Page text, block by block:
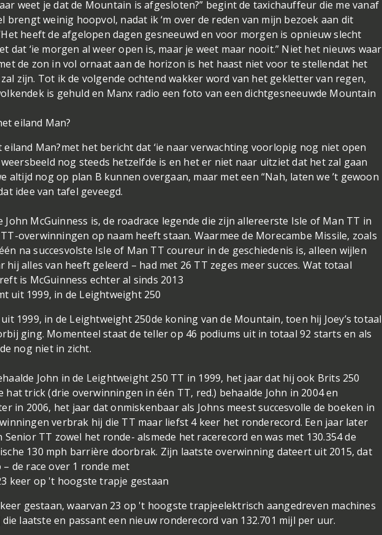
weet je dat de Mountain is afgesloten?” begint de taxichauffeur die me vanaf
brengt weinig hoopvol, nadat ik ‘m over de reden van mijn bezoek aan dit
heeft de afgelopen dagen gesneeuwd en voor morgen is opnieuw slecht
dat ‘ie morgen al weer open is, maar je weet maar nooit.” Niet het nieuws waar
de zon in vol ornaat aan de horizon is het haast niet voor te stellendat het
zijn. Tot ik de volgende ochtend wakker word van het gekletter van regen,
is gehuld en Manx radio een foto van een dichtgesneeuwde Mountain
Man?met het bericht dat ‘ie naar verwachting voorlopig nog niet open
nog steeds hetzelfde is en het er niet naar uitziet dat het zal gaan
altijd nog op plan B kunnen overgaan, maar met een “Nah, laten we ’t gewoon
idee van tafel geveegd.
McGuinness is, de roadrace legende die zijn allereerste Isle of Man TT in
overwinningen op naam heeft staan. Waarmee de Morecambe Missile, zoals
na succesvolste Isle of Man TT coureur in de geschiedenis is, alleen wijlen
hij alles van heeft geleerd – had met 26 TT zeges meer succes. Wat totaal
is McGuinness echter al sinds 2013
1999, in de Leightweight 250de koning van de Mountain, toen hij Joey’s totaal
ging. Momenteel staat de teller op 46 podiums uit in totaal 92 starts en als
nog niet in zicht.
John in de Leightweight 250 TT in 1999, het jaar dat hij ook Brits 250
hat trick (drie overwinningen in één TT, red.) behaalde John in 2004 en
in 2006, het jaar dat onmiskenbaar als Johns meest succesvolle de boeken in
verbrak hij die TT maar liefst 4 keer het ronderecord. Een jaar later
TT zowel het ronde- alsmede het racerecord en was met 130.354 de
130 mph barrière doorbrak. Zijn laatste overwinning dateert uit 2015, dat
de race over 1 ronde met
gestaan, waarvan 23 op 't hoogste trapjeelektrisch aangedreven machines
laatste en passant een nieuw ronderecord van 132.701 mijl per uur.